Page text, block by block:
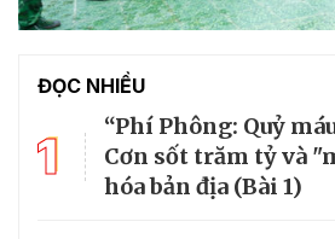
ĐỌC NHIỀU
1
“Phí Phông: Quỷ
Cơn sốt trăm tỷ và
hóa bản địa (Bài 1)